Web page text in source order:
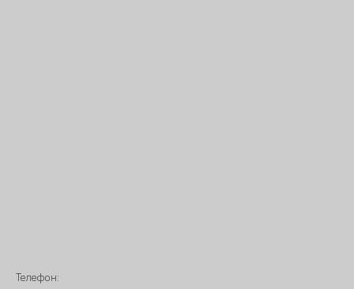
Телефон: